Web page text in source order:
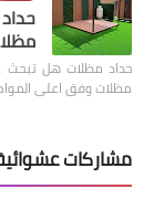
حداد مظلات هل تبحث
مظلات وفق اعلى
مشاركات